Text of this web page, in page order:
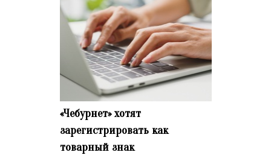
«Чебурнет» хотят
зарегистрировать как
товарный знак